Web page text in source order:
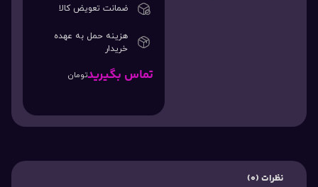
ضمانت تعویض کالا
هزینه حمل به عهده
خریدار
تماس بگیریدتومان
نظرات (0)